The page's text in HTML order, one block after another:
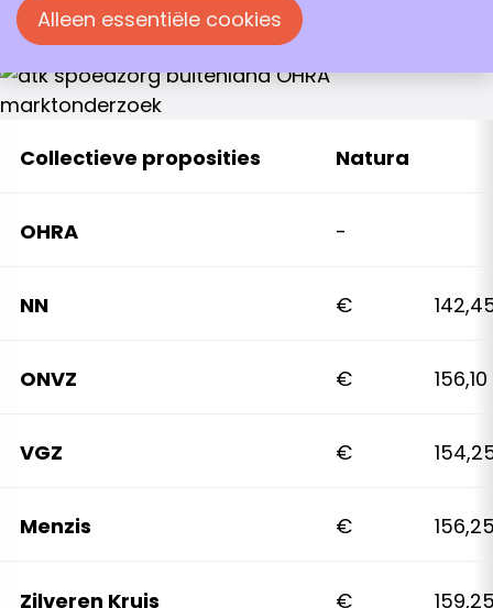
Annelot Dadema
13 november 2025 om 10:00
Collectieve proposities Natura
OHRA -
NN €
ONVZ € 156,10
VGZ €
Menzis €
Zilveren Kruis €
Alleen essentiële cookies